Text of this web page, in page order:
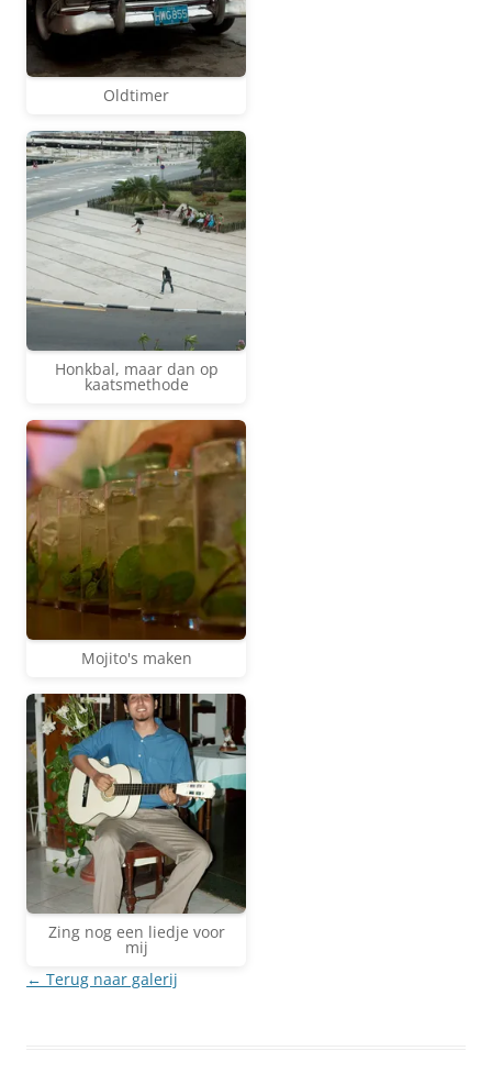
Oldtimer
Honkbal, maar dan op
kaatsmethode
Mojito's maken
Zing nog een liedje voor
mij
← Terug naar galerij